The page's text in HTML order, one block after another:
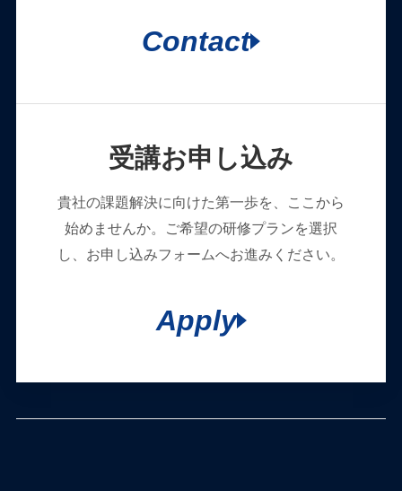
Contact
受講お申し込み
貴社の課題解決に向けた第一歩を、ここから
始めませんか。ご希望の研修プランを選択
し、お申し込みフォームへお進みください。
Apply